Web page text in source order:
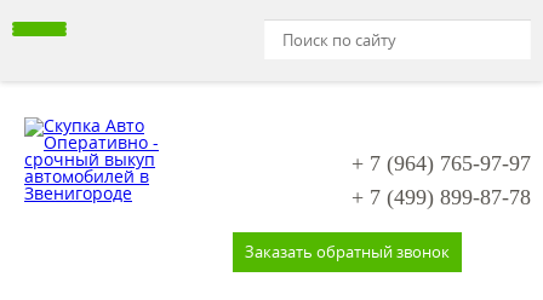
+ 7 (964) 765-97-97
+ 7 (499) 899-87-78
Заказать обратный звонок